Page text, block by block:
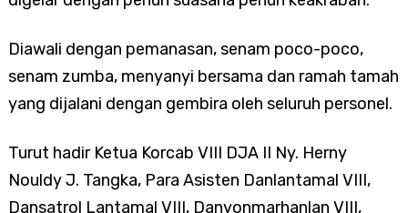
Diawali dengan pemanasan, senam poco-poco,
senam zumba, menyanyi bersama dan ramah tamah
yang dijalani dengan gembira oleh seluruh personel.
Turut hadir Ketua Korcab VIII DJA II Ny. Herny
Nouldy J. Tangka, Para Asisten Danlantamal VIII,
Dansatrol Lantamal VIII, Danyonmarhanlan VIII,